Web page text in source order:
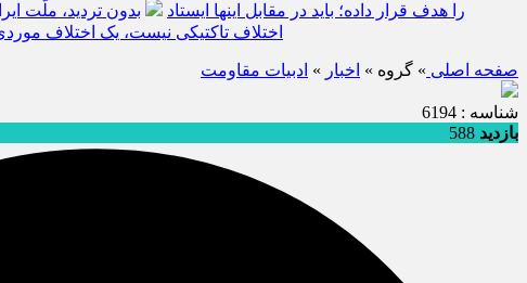
را هدف قرار داده؛ باید در مقابل اینها ایستاد
بدون تردید، ملّت
اختلاف تاکتیکی نیست، یک اختلاف
صفحه اصلی » گروه » اخبار » ادبيات مقاومت
شناسه : 6194
بازدید 588